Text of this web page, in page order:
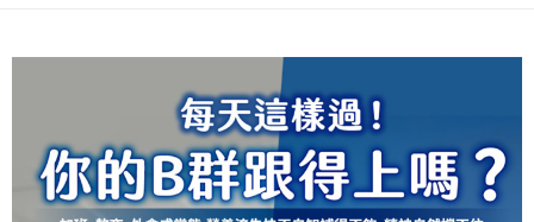
每筆NT$60，滿NT$699(含以上)免運費
付款後7-11取貨
每筆NT$60，滿NT$1,500(含以上)免運費